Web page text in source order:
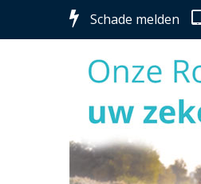
Schade melden